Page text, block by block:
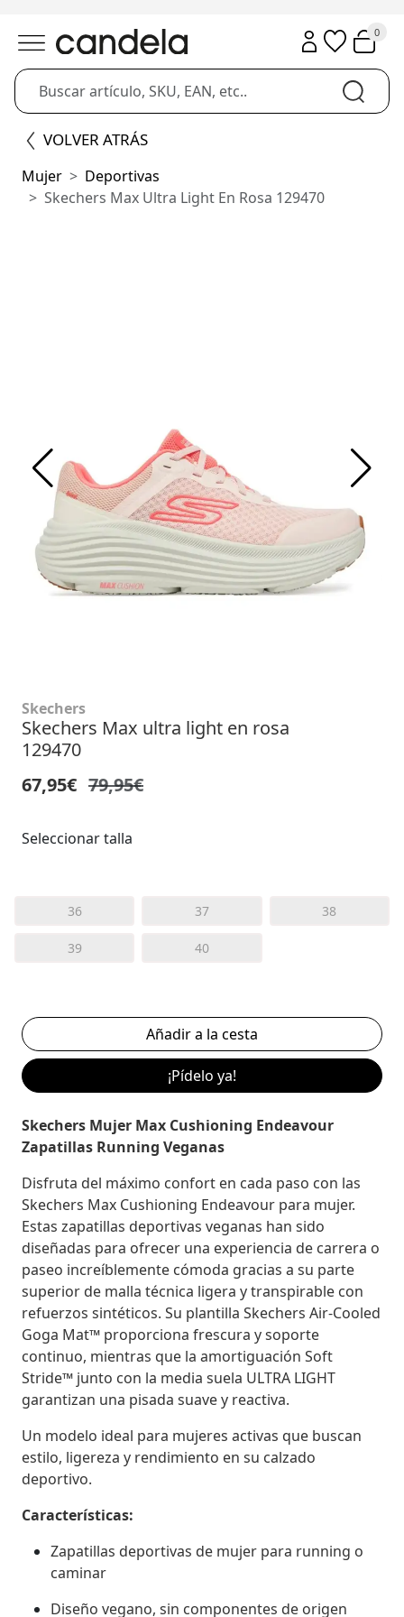
0
VOLVER ATRÁS
Mujer
Deportivas
Skechers Max Ultra Light En Rosa 129470
Skechers
Skechers Max ultra light en rosa
129470
67,95€ 79,95€
Seleccionar talla
36 37 38
39 40
¡Pídelo ya!
Skechers Mujer Max Cushioning Endeavour
Zapatillas Running Veganas
Disfruta del máximo confort en cada paso con las
Skechers Max Cushioning Endeavour para mujer.
Estas zapatillas deportivas veganas han sido
diseñadas para ofrecer una experiencia de carrera o
paseo increíblemente cómoda gracias a su parte
superior de malla técnica ligera y transpirable con
refuerzos sintéticos. Su plantilla Skechers Air-Cooled
Goga Mat™ proporciona frescura y soporte
continuo, mientras que la amortiguación Soft
Stride™ junto con la media suela ULTRA LIGHT
garantizan una pisada suave y reactiva.
Un modelo ideal para mujeres activas que buscan
estilo, ligereza y rendimiento en su calzado
deportivo.
Características:
Zapatillas deportivas de mujer para running o
caminar
Diseño vegano, sin componentes de origen